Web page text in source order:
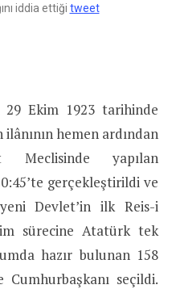
iddia ettiği tweet
Ekim 1923 tarihinde
hemen ardından
yapılan
gerçekleştirildi ve
Devlet’in ilk Reis-i
sürecine Atatürk tek
hazır bulunan 158
seçildi.